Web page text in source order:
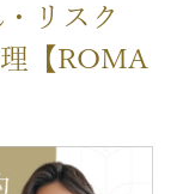
リスク
【ROMA